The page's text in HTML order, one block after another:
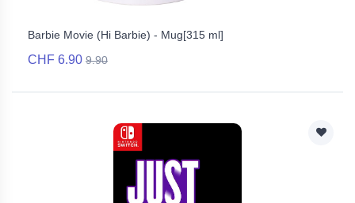
Barbie Movie (Hi Barbie) - Mug[315 ml]
CHF 6.90 9.90